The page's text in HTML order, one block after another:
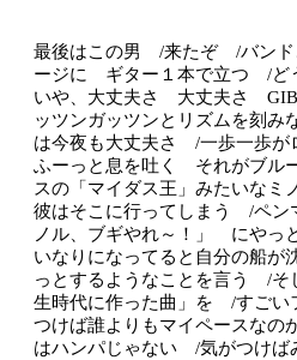
最後はこの男 /来たぞ /バンド
ージに ギター１本で立つ /ど
いや、大丈夫さ 大丈夫さ
ッツンガッツンとリズムを刻
は今夜も大丈夫さ /一歩一歩
ふーっと息を吐く それがブル
スの「マイダス王」みたいな
彼はそこに行ってしまう /ペン
ノル、ブギやれ～！」 にやっ
いなりになってると自分の船
っとするようなことを言う /そ
生時代に作った曲」を /すご
つけば誰よりもマイペースな
はハンパじゃない /気がつけば